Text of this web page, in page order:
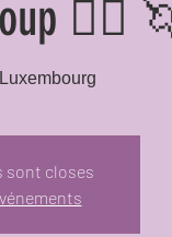
🏳️‍🌈
Luxembourg
sont closes